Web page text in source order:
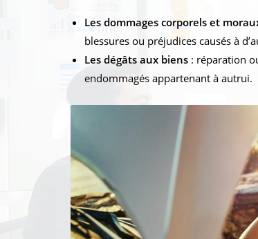
Les dommages corporels et
blessures ou préjudices causés à
Les dégâts aux biens : réparation
endommagés appartenant à autrui.